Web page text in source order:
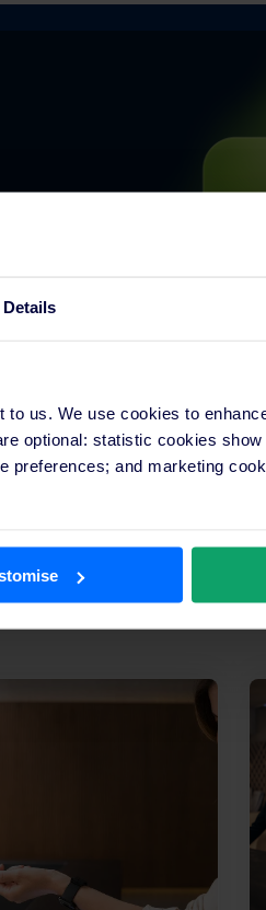
Details
us. We use cookies to
optional: statistic cookies
and marketing
centro